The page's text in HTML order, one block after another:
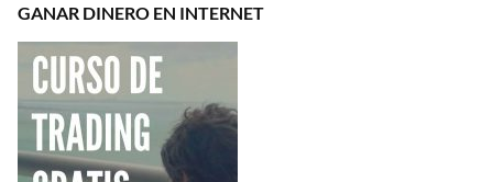
GANAR DINERO EN INTERNET